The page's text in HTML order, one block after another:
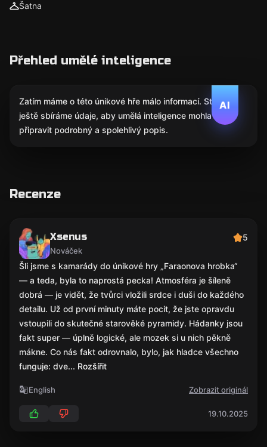
Šatna
Přehled umělé inteligence
AI
Zatím máme o této únikové hře málo informací. Stále
ještě sbíráme údaje, aby umělá inteligence mohla
připravit podrobný a spolehlivý popis.
Recenze
Xsenus
Nováček
5
Šli jsme s kamarády do únikové hry „Faraonova hrobka“
— a teda, byla to naprostá pecka! Atmosféra je šíleně
dobrá — je vidět, že tvůrci vložili srdce i duši do každého
detailu. Už od první minuty máte pocit, že jste opravdu
vstoupili do skutečné starověké pyramidy. Hádanky jsou
fakt super — úplně logické, ale mozek si u nich pěkně
mákne. Co nás fakt odrovnalo, bylo, jak hladce všechno
funguje: dve... Rozšířit
English Zobrazit originál
19.10.2025